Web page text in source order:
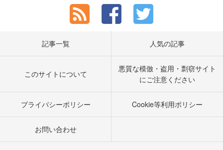
記事一覧 人気の記事
このサイトについて
悪質な模倣・盗用・剽窃サイト
にご注意ください
プライバシーポリシー Cookie等利用ポリシー
お問い合わせ